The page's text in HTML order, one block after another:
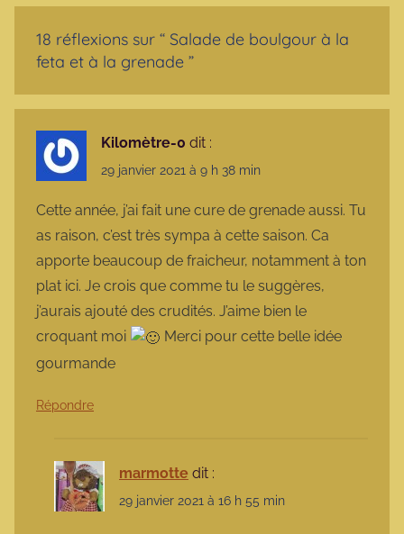
18 réflexions sur “ Salade de boulgour à la
feta et à la grenade ”
Kilomètre-0 dit :
29 janvier 2021 à 9 h 38 min
Cette année, j’ai fait une cure de grenade aussi. Tu
as raison, c’est très sympa à cette saison. Ca
apporte beaucoup de fraicheur, notamment à ton
plat ici. Je crois que comme tu le suggères,
j’aurais ajouté des crudités. J’aime bien le
croquant moi
Merci pour cette belle idée
gourmande
Répondre
marmotte dit :
29 janvier 2021 à 16 h 55 min